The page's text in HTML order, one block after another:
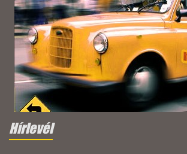
Hírlevél